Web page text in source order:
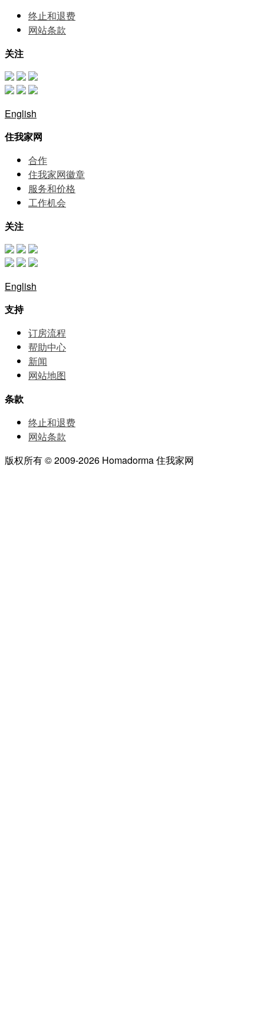
终止和退费
网站条款
关注
English
住我家网
合作
住我家网徽章
服务和价格
⼯作机会
关注
English
支持
订房流程
帮助中⼼
新闻
网站地图
条款
终止和退费
网站条款
版权所有 © 2009-2026 Homadorma 住我家网